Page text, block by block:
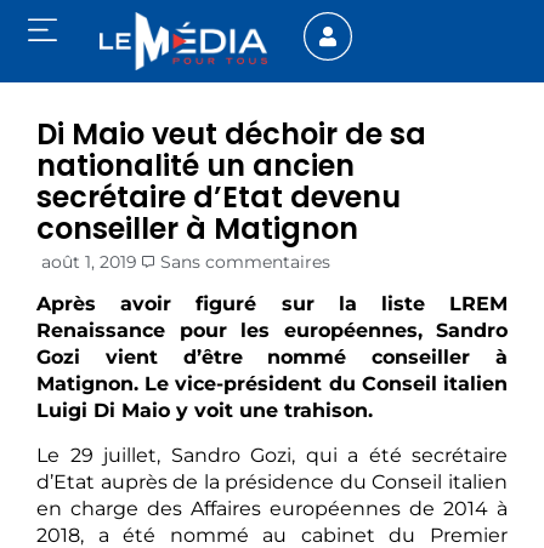
Di Maio veut déchoir de sa
nationalité un ancien
secrétaire d’Etat devenu
conseiller à Matignon
août 1, 2019 Sans commentaires
Après avoir figuré sur la liste LREM
Renaissance pour les européennes, Sandro
Gozi vient d’être nommé conseiller à
Matignon. Le vice-président du Conseil italien
Luigi Di Maio y voit une trahison.
Le 29 juillet, Sandro Gozi, qui a été secrétaire
d’Etat auprès de la présidence du Conseil italien
en charge des Affaires européennes de 2014 à
2018, a été nommé au cabinet du Premier